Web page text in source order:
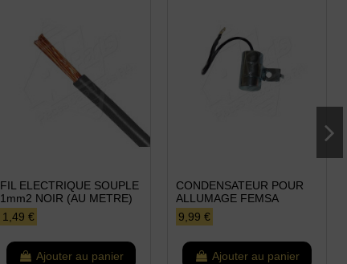
FIL ELECTRIQUE SOUPLE
1mm2 NOIR (AU METRE)
1,49 €
Ajouter au panier
CONDENSATEUR POUR
ALLUMAGE FEMSA
9,99 €
Ajouter au panier